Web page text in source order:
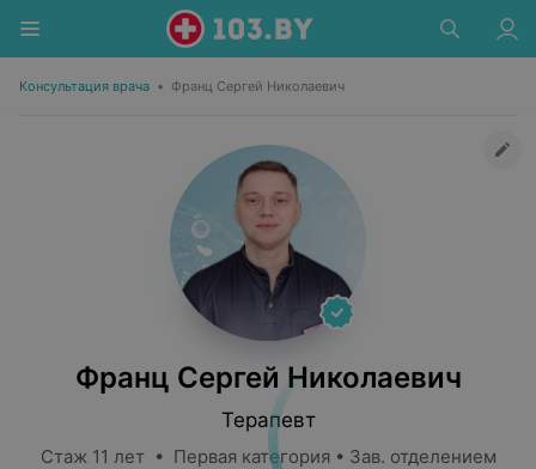
Консультация врача • Франц Сергей Николаевич
Франц Сергей Николаевич
Терапевт
Стаж 11 лет • Первая категория • Зав. отделением